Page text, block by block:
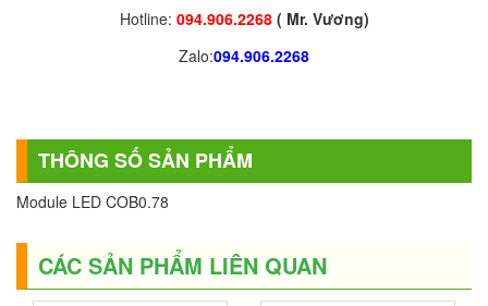
Hotline: 094.906.2268 ( Mr. Vương)
Zalo:094.906.2268
THÔNG SỐ SẢN PHẨM
Module LED COB0.78
CÁC SẢN PHẨM LIÊN QUAN